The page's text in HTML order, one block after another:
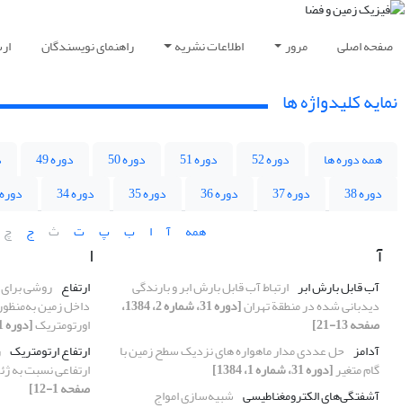
صفحه اصلی مرور اطلاعات نشریه راهنمای نویسندگان
نمایه کلیدواژه ها
همه دوره ها دوره 52 دوره 51 دوره 50 دوره 49
دوره 38
دوره 37 دوره 36 دوره 35 دوره 34 دوره 33
همه
آ ا ب پ ت ث ج چ
آ
آب قابل بارش ابر ارتباط آب قابل بارش ابر و بارندگی
دیدبانی شده در منطقة تهران [دوره 31، شماره 2، 1384،
صفحه 13-21]
آدامز حل عددی مدار ماهواره های نزدیک سطح زمین با
گام متغیر[دوره 31، شماره 1، 1384]
آشفتگی‌های الکترومغناطیسی شبیه‌سازی امواج
ا
ارتفاع روشی
داخل زمین
اورتومتریک[دوره 31، شماره 2، 1384، صفحه 35-44]
ارتفاع ارتومتریک
ارتفاعی نسبت به
صفحه 1-12]